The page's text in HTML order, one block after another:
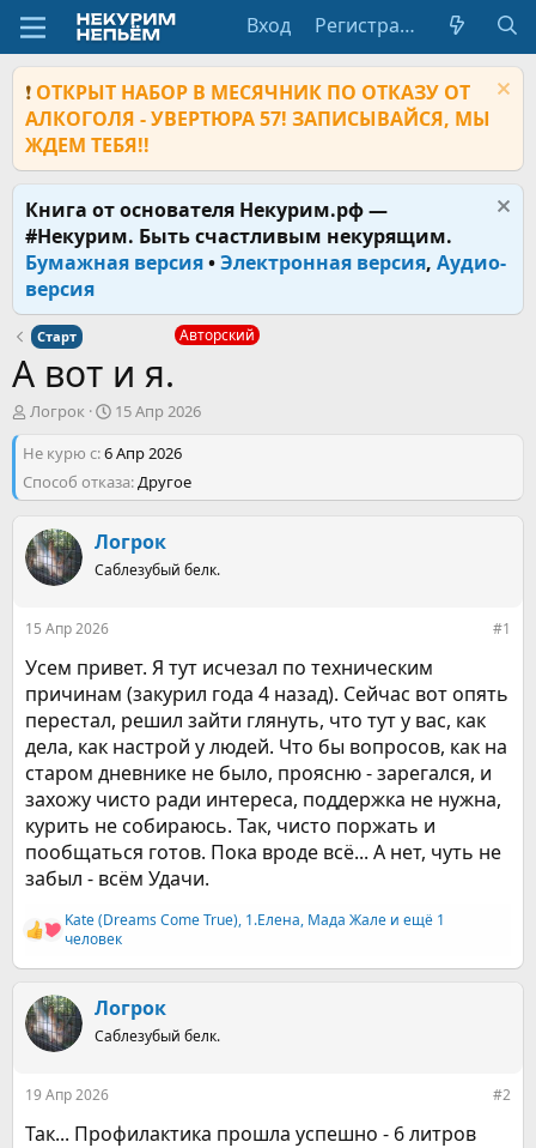
Вход Регистрация
❗ ОТКРЫТ НАБОР В МЕСЯЧНИК ПО ОТКАЗУ ОТ
АЛКОГОЛЯ - УВЕРТЮРА 57! ЗАПИСЫВАЙСЯ, МЫ
ЖДЕМ ТЕБЯ!!
Книга от основателя Некурим.рф —
#Некурим. Быть счастливым некурящим.
Бумажная версия•Электронная версия, Аудио-
версия
Старт Авторский
А вот и я.
А
т
о
р
е
м
ы
Логрок
Д
т
а
н
ч
а
л
15 Апр 2026
Не курю с 6 Апр 2026
Способ отказа Другое
Логрок
Саблезубый белк.
15 Апр 2026 #1
Усем привет. Я тут исчезал по техническим
причинам (закурил года 4 назад). Сейчас вот опять
перестал, решил зайти глянуть, что тут у вас, как
дела, как настрой у людей. Что бы вопросов, как на
старом дневнике не было, проясню - зарегался, и
захожу чисто ради интереса, поддержка не нужна,
курить не собираюсь. Так, чисто поржать и
пообщаться готов. Пока вроде всё... А нет, чуть не
забыл - всём Удачи.
Р
а
ц
и
Kate (Dreams Come True), 1.Елена, Мада Жале и ещё 1
человек
Логрок
Саблезубый белк.
19 Апр 2026 #2
Так... Профилактика прошла успешно - 6 литров